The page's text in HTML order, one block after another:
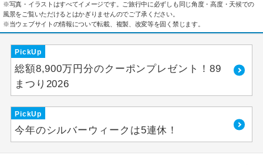
※写真・イラストはすべてイメージです。ご旅行中に必ずしも同じ角度・高度・天候での
風景をご覧いただけるとはかぎりませんのでご了承ください。
※当ウェブサイトの情報について転載、複製、改変等を固く禁じます。
PickUp
総額8,900万円分のクーポンプレゼント！89
まつり2026
PickUp
今年のシルバーウィークは5連休！